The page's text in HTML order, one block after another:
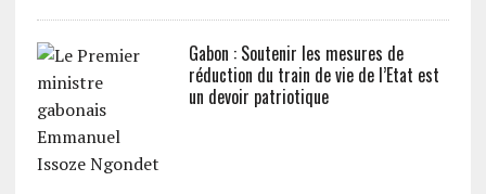
Gabon : Soutenir les mesures de
réduction du train de vie de l’Etat est
un devoir patriotique